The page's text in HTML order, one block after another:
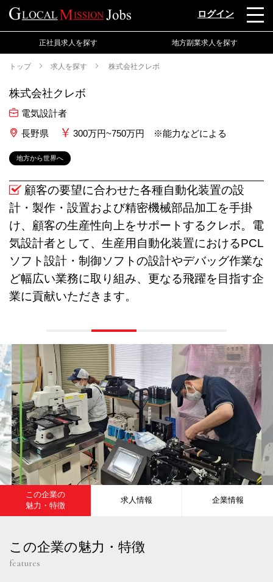
ログイン
正社員求人を探す 地方副業求人を探す
トップ 求人を探す 株式会社クレボ
株式会社クレボ
電気設計者
長野県
300万円~750万円 ※能力などによる
地方から世界へ
顧客の要望に合わせた各種自動化装置の設
計・製作・設置および精密機械部品加工を手掛
け、顧客の生産性向上をサポートするクレボ。電
気設計者として、生産用自動化装置におけるPCL
ソフト設計・制御ソフトの設計やデバッグ作業な
ど幅広い業務に取り組み、更なる飛躍を目指す企
業に貢献いただきます。
この企業の
魅力・特徴
求人情報 企業情報
この企業の魅力・特徴
features